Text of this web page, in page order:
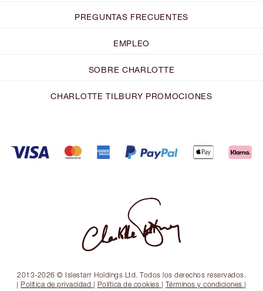
PREGUNTAS FRECUENTES
EMPLEO
SOBRE CHARLOTTE
CHARLOTTE TILBURY PROMOCIONES
2013-2026 © Islestarr Holdings Ltd. Todos los derechos reservados.
| Política de privacidad | Política de cookies | Términos y condiciones |